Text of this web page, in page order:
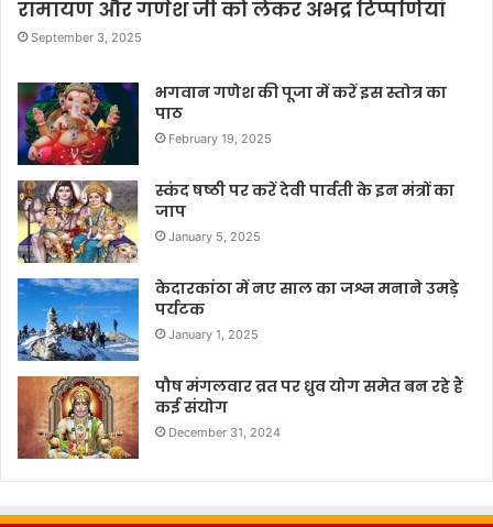
रामायण और गणेश जी को लेकर अभद्र टिप्पणियाँ
September 3, 2025
भगवान गणेश की पूजा में करें इस स्तोत्र का
पाठ
February 19, 2025
स्कंद षष्ठी पर करें देवी पार्वती के इन मंत्रों का
जाप
January 5, 2025
केदारकांठा में नए साल का जश्न मनाने उमड़े
पर्यटक
January 1, 2025
पौष मंगलवार व्रत पर ध्रुव योग समेत बन रहे हैं
कई संयोग
December 31, 2024